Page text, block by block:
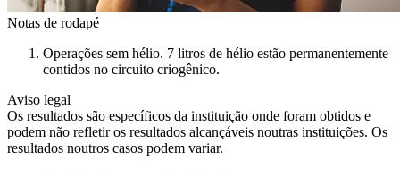
Notas de rodapé
Operações sem hélio. 7 litros de hélio estão permanentemente
contidos no circuito criogênico.
Aviso legal
Os resultados são específicos da instituição onde foram obtidos e
podem não refletir os resultados alcançáveis noutras instituições. Os
resultados noutros casos podem variar.